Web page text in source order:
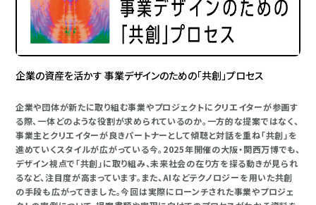
企業の資産を活かす 事業デザインのための「共創」プロセス
企業や団体が新たに取り組む事業やプロジェクトにクリエイターが参画す
る際、一体どのような役割が求められているのか。一方的な提案ではなく、
事業主とクリエイターが良きパートナーとして傾聴と対話を重ね「共創」を
進めていくスタイルが広がっている今。2025年開催の大阪・関西万博でも、
デザイン視点で「共創」に取り組み、未来社会の在り方を探る動きが見られ
るなど、注目度が高まっています。また、AIなどテクノロジーを用いた共創
の手段も広がってきました。今回は実際にローンチされた事業やプロジェ